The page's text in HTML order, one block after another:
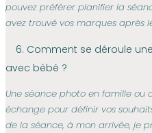
pouvez préférer planifier la
avez trouvé vos marques après
6. Comment se déroule
avec bébé ?
Une séance photo en famille
échange pour définir vos
de la séance, à mon arrivée, je